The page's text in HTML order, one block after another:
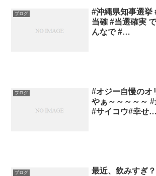
ブログ
#沖縄県知事選挙
当確 #当選確実
んなで #…
ブログ
#オジー自慢のオ
やぁ～～～～～
#サイコウ#幸せ…
ブログ
最近、飲みすぎ